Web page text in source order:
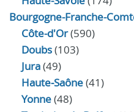
Bourgogne-Franche-
Côte-d'Or(590)
Doubs(103)
Jura(49)
Haute‑Saône(41)
Yonne(48)